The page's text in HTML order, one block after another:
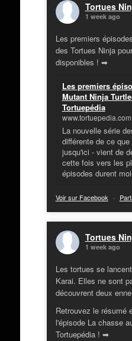
Tortues
1 week ago
Les premiers
des Tortues Ninja
disponibles ! ➡
Les premiers
Mutant Ninja
Tortuepédia
www.tortuepedia.com
La nouvelle série
différente de ce
jusqu'ici - vient de
cette fois vers les
épisodes durent
Voir sur Facebook ·
Tortues
1 week ago
Les tortues se
Karai. Elles ne sont
découvrent deux
Retrouvez le résumé
l'épisode La chasse
Tortuepédia ! ➡